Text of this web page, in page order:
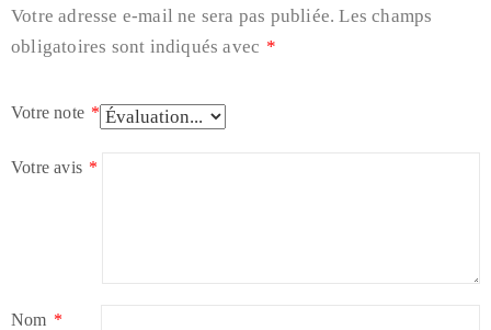
Votre adresse e-mail ne sera pas publiée. Les champs
obligatoires sont indiqués avec *
Votre note *
Votre avis *
Nom *